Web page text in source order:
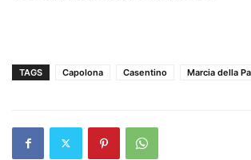
TAGS Capolona Casentino Marcia della